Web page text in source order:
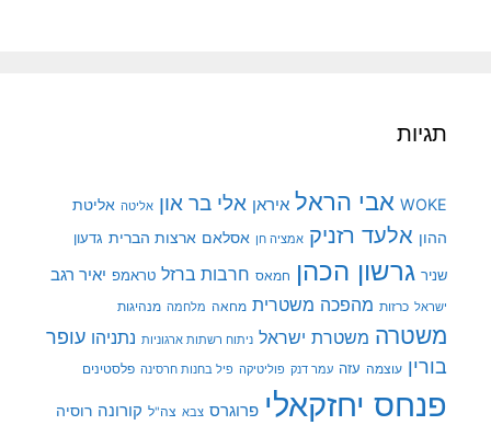
תגיות
WOKE אבי הראל איראן אלי בר און אליטה אליטת
ההון אלעד רזניק אמציה חן אסלאם ארצות הברית גדעון
שניר גרשון הכהן חמאס חרבות ברזל טראמפ יאיר רגב
ישראל כרזות מהפכה משטרית מחאה מלחמה מנהיגות
משטרה משטרת ישראל ניתוח רשתות ארגוניות נתניהו עופר
בורין עוצמה עזה עמר דנק פוליטיקה פיל בחנות חרסינה פלסטינים
פנחס יחזקאלי פרוגרס צבא צה"ל קורונה רוסיה